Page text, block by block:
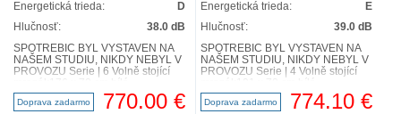
Energetická trieda:
D
Hlučnosť:
38.0 dB
SPOTŘEBIČ BYL VYSTAVEN NA
NAŠEM STUDIU, NIKDY NEBYL V
PROVOZU Serie | 6 Volně stojící
GSN54AWDV Technická
specifikace ..
Doprava zadarmo 770.00 €
Energetická trieda:
E
Hlučnosť:
39.0 dB
SPOTŘEBIČ BYL VYSTAVEN NA
NAŠEM STUDIU, NIKDY NEBYL V
PROVOZU Serie | 4 Volně stojící
GSN58VWEV Technická
specifikace ..
Doprava zadarmo 774.10 €